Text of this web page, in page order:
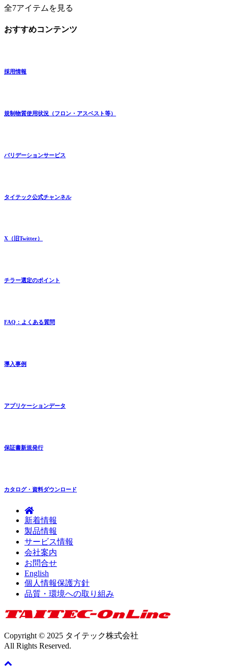
全7アイテムを見る
おすすめコンテンツ
採用情報
規制物質使用状況（フロン・アスベスト等）
バリデーションサービス
タイテック公式チャンネル
X（旧Twitter）
チラー選定のポイント
FAQ：よくある質問
導入事例
アプリケーションデータ
保証書新規発行
カタログ・資料ダウンロード
新着情報
製品情報
サービス情報
会社案内
お問合せ
English
個人情報保護方針
品質・環境への取り組み
Copyright © 2025 タイテック株式会社
All Rights Reserved.